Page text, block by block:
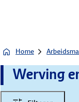
Home
Werving